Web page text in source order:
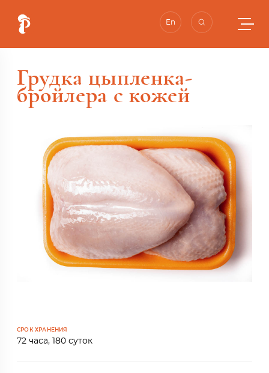
En
Грудка цыпленка-
бройлера с кожей
СРОК ХРАНЕНИЯ
72 часа, 180 суток